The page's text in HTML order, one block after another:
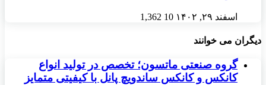
اسفند ۲۹, ۱۴۰۲ 10
1,362
دیگران می خوانند
گروه صنعتی ماتسون؛ تخصص در تولید انواع
کانکس و کانکس ساندویچ پانل با کیفیتی متمایز